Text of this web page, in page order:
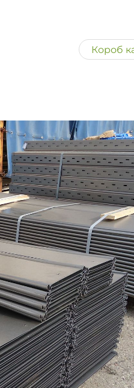
Короб